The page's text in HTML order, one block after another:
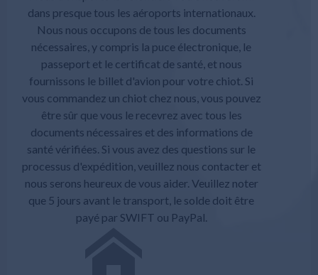
dans presque tous les aéroports internationaux.
Nous nous occupons de tous les documents
nécessaires, y compris la puce électronique, le
passeport et le certificat de santé, et nous
fournissons le billet d'avion pour votre chiot. Si
vous commandez un chiot chez nous, vous pouvez
être sûr que vous le recevrez avec tous les
documents nécessaires et des informations de
santé vérifiées. Si vous avez des questions sur le
processus d'expédition, veuillez nous contacter et
nous serons heureux de vous aider. Veuillez noter
que 5 jours avant le transport, le solde doit être
payé par SWIFT ou PayPal.